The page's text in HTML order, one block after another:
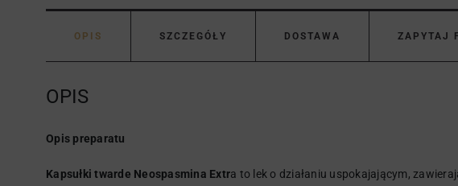
OPIS SZCZEGÓŁY DOSTAWA ZAPYTAJ
OPIS
Opis preparatu
Kapsułki twarde Neospasmina Extra to lek o działaniu uspokajającym,